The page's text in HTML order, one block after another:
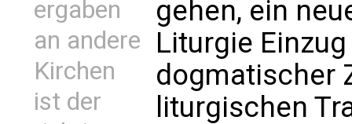
ergaben
an andere
Kirchen
ist der
gehen, ein
Liturgie
dogmatischer
liturgischen